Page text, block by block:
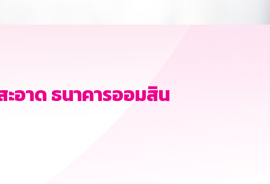
อาด ธนาคารออมสิน